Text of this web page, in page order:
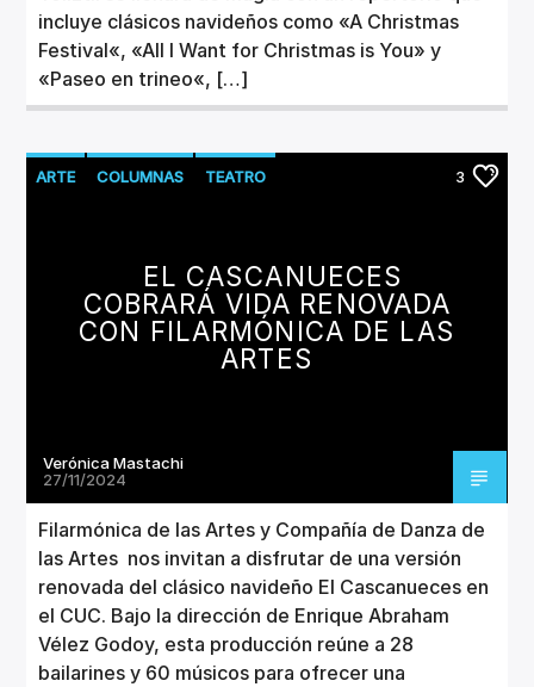
incluye clásicos navideños como «A Christmas
Festival«, «All I Want for Christmas is You» y
«Paseo en trineo«, […]
ARTE COLUMNAS TEATRO 3
EL CASCANUECES
COBRARÁ VIDA RENOVADA
CON FILARMÓNICA DE LAS
ARTES
Verónica Mastachi
27/11/2024
Filarmónica de las Artes y Compañía de Danza de
las Artes nos invitan a disfrutar de una versión
renovada del clásico navideño El Cascanueces en
el CUC. Bajo la dirección de Enrique Abraham
Vélez Godoy, esta producción reúne a 28
bailarines y 60 músicos para ofrecer una